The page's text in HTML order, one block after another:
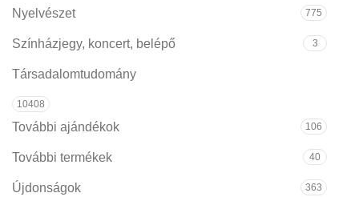
Nyelvészet 775
Színházjegy, koncert, belépő 3
Társadalomtudomány
10408
További ajándékok 106
További termékek 40
Újdonságok 363